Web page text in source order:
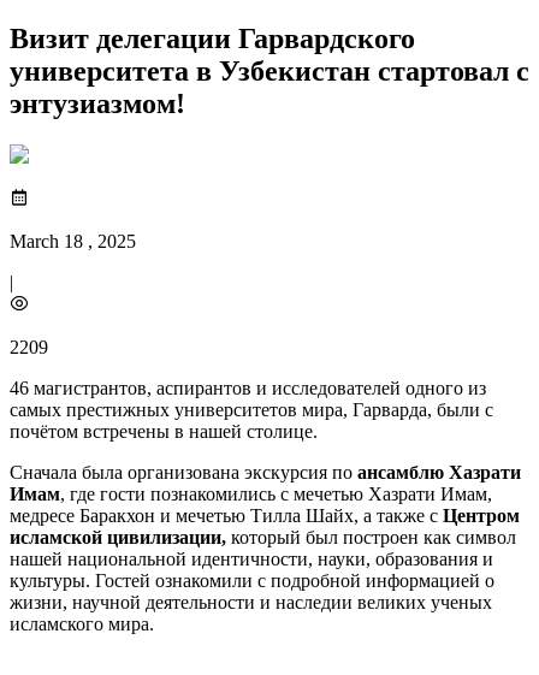
Визит делегации Гарвардского
университета в Узбекистан стартовал с
энтузиазмом!
March 18 , 2025
|
2209
46 магистрантов, аспирантов и исследователей одного из
самых престижных университетов мира, Гарварда, были с
почётом встречены в нашей столице.
Сначала была организована экскурсия по ансамблю Хазрати
Имам, где гости познакомились с мечетью Хазрати Имам,
медресе Баракхон и мечетью Тилла Шайх, а также с Центром
исламской цивилизации, который был построен как символ
нашей национальной идентичности, науки, образования и
культуры. Гостей ознакомили с подробной информацией о
жизни, научной деятельности и наследии великих ученых
исламского мира.